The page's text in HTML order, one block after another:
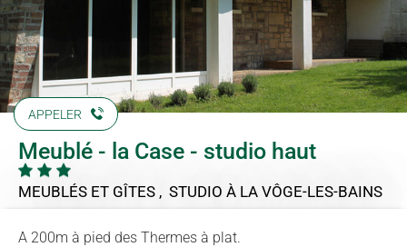
APPELER
Meublé - la Case - studio haut
MEUBLÉS ET GÎTES , STUDIO À LA VÔGE-LES-BAINS
A 200m à pied des Thermes à plat.